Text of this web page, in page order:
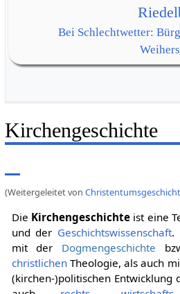
Bei Schlechtwetter:
Kirchengeschichte
(Weitergeleitet von
Die Kirchengeschichte ist eine
und der Geschichtswissenschaft.
mit der Dogmengeschichte
christlichenTheologie, als auch
(kirchen-)politischen Entwicklung